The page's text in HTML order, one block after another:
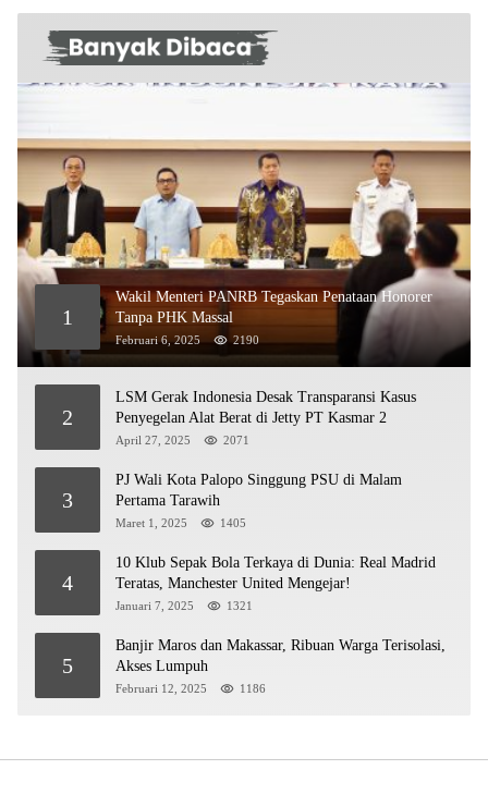
1
Wakil Menteri PANRB Tegaskan Penataan Honorer
Tanpa PHK Massal
Februari 6, 2025 2190
2
LSM Gerak Indonesia Desak Transparansi Kasus
Penyegelan Alat Berat di Jetty PT Kasmar 2
April 27, 2025 2071
3
PJ Wali Kota Palopo Singgung PSU di Malam
Pertama Tarawih
Maret 1, 2025 1405
4
10 Klub Sepak Bola Terkaya di Dunia: Real Madrid
Teratas, Manchester United Mengejar!
Januari 7, 2025 1321
5
Banjir Maros dan Makassar, Ribuan Warga Terisolasi,
Akses Lumpuh
Februari 12, 2025 1186